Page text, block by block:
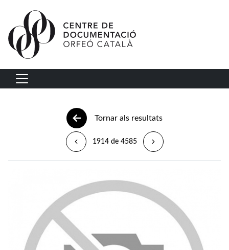
Vés al contingut
Navegació principal
Tornar als resultats
1914 de 4585